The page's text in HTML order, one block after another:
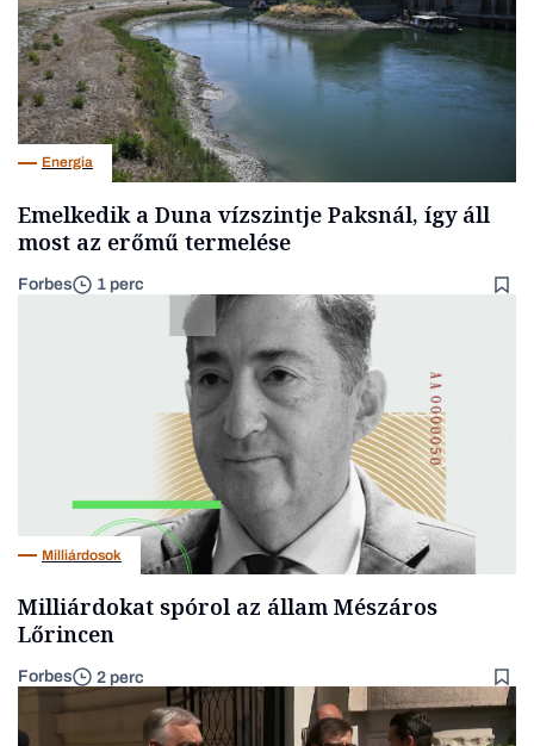
Energia
Emelkedik a Duna vízszintje Paksnál, így áll
most az erőmű termelése
Forbes 1 perc
Milliárdosok
Milliárdokat spórol az állam Mészáros
Lőrincen
Forbes 2 perc